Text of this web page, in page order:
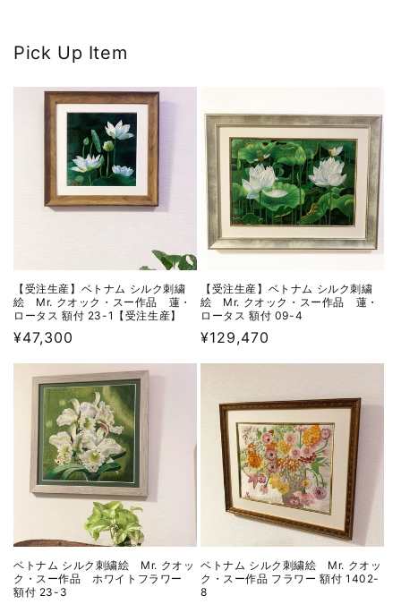
Pick Up Item
【受注生産】ベトナム シルク刺繍
絵 Mr. クオック・スー作品 蓮・
ロータス 額付 23-1【受注生産】
通
常
¥47,300
【受注生産】ベトナム シルク刺繍
絵 Mr. クオック・スー作品 蓮・
ロータス 額付 09-4
通
常
¥129,470
ベトナム シルク刺繍絵 Mr. クオッ
ク・スー作品 ホワイトフラワー
額付 23-3
ベトナム シルク刺繍絵 Mr. クオッ
ク・スー作品 フラワー 額付 1402-
8